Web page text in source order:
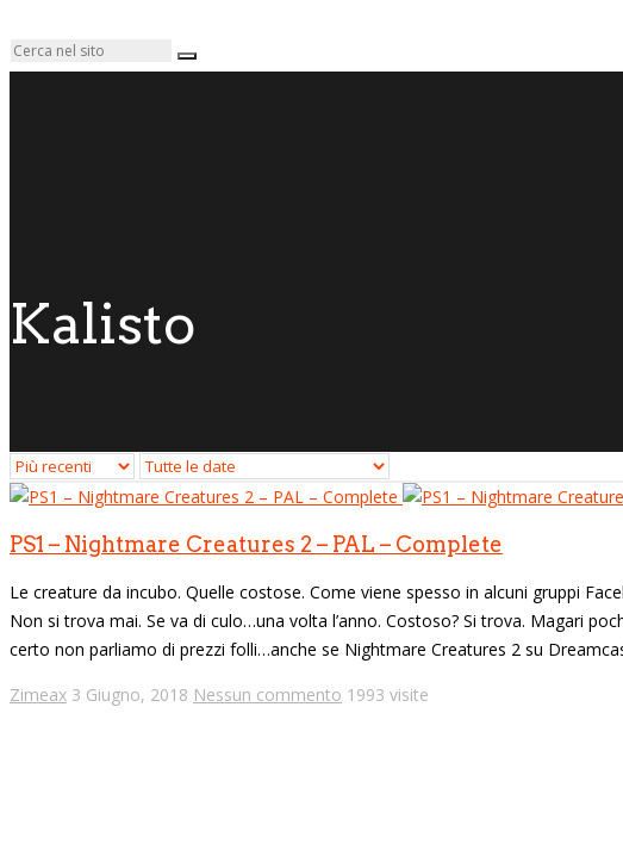
Kalisto
PS1 – Nightmare Creatures 2 – PAL – Complete
Le creature da incubo. Quelle costose. Come viene spesso in alcuni gruppi
Non si trova mai. Se va di culo…una volta l’anno. Costoso? Si trova. Magari
certo non parliamo di prezzi folli…anche se Nightmare Creatures 2 su
Zimeax 3 Giugno, 2018 Nessun commento 1993 visite